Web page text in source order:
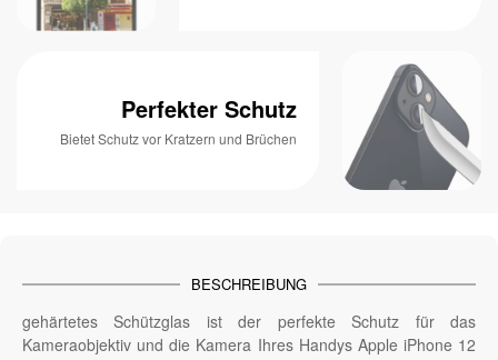
Perfekter Schutz
Bietet Schutz vor Kratzern und Brüchen
BESCHREIBUNG
gehärtetes Schützglas ist der perfekte Schutz für das
Kameraobjektiv und die Kamera Ihres Handys Apple iPhone 12